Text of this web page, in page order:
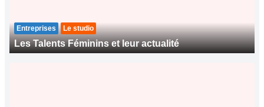
Entreprises Le studio
Les Talents Féminins et leur actualité